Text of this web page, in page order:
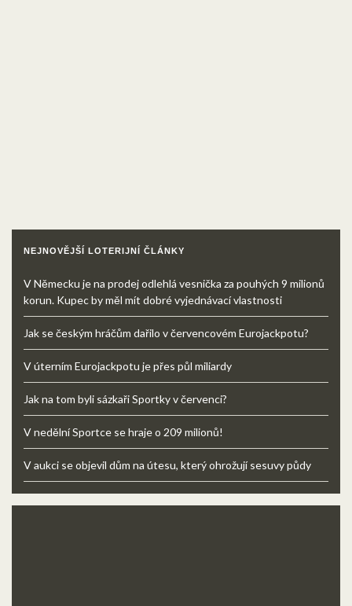
NEJNOVĚJŠÍ LOTERIJNÍ ČLÁNKY
V Německu je na prodej odlehlá vesnička za pouhých 9 milionů
korun. Kupec by měl mít dobré vyjednávací vlastnosti
Jak se českým hráčům dařilo v červencovém Eurojackpotu?
V úterním Eurojackpotu je přes půl miliardy
Jak na tom byli sázkaři Sportky v červenci?
V nedělní Sportce se hraje o 209 milionů!
V aukci se objevil dům na útesu, který ohrožují sesuvy půdy